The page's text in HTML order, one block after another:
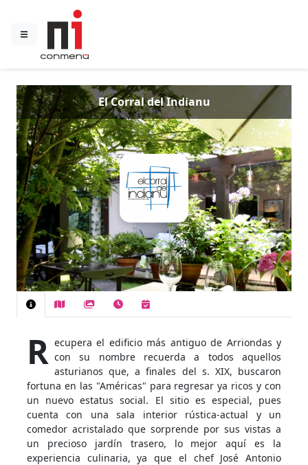
El Corral del Indianu
R ecupera el edificio más antiguo de Arriondas y
con su nombre recuerda a todos aquellos
asturianos que, a finales del s. XIX, buscaron
fortuna en las "Américas" para regresar ya ricos y con
un nuevo estatus social. El sitio es especial, pues
cuenta con una sala interior rústica-actual y un
comedor acristalado que sorprende por sus vistas a
un precioso jardín trasero, lo mejor aquí es la
experiencia culinaria, ya que el chef José Antonio